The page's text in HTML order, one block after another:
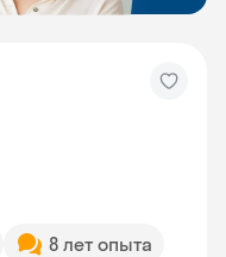
8 лет опыта